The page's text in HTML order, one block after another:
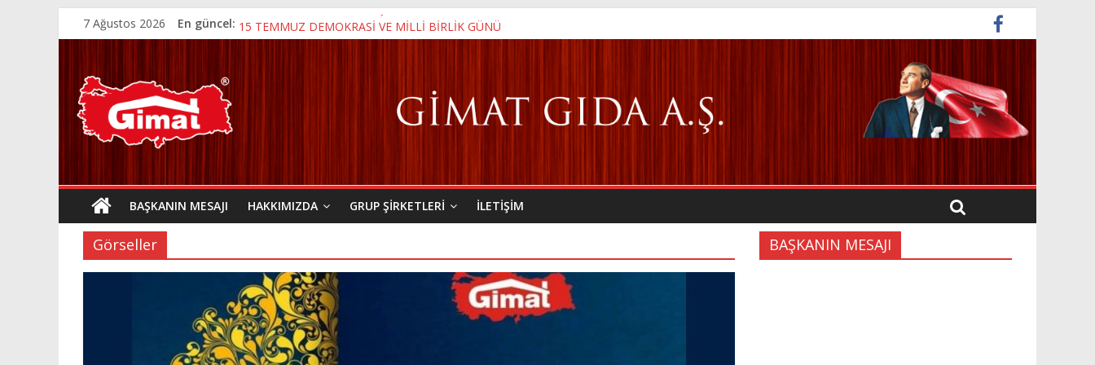
7 Ağustos 2026 En güncel: 1 MAYIS EMEK VE DAYANIŞMA GÜNÜ
15 TEMMUZ DEMOKRASİ VE MİLLİ BİRLİK GÜNÜ
KURBAN BAYRAMI
BAŞKANIN MESAJI HAKKIMIZDA GRUP ŞIRKETLERI İLETIŞIM
Görseller BAŞKANIN MESAJI